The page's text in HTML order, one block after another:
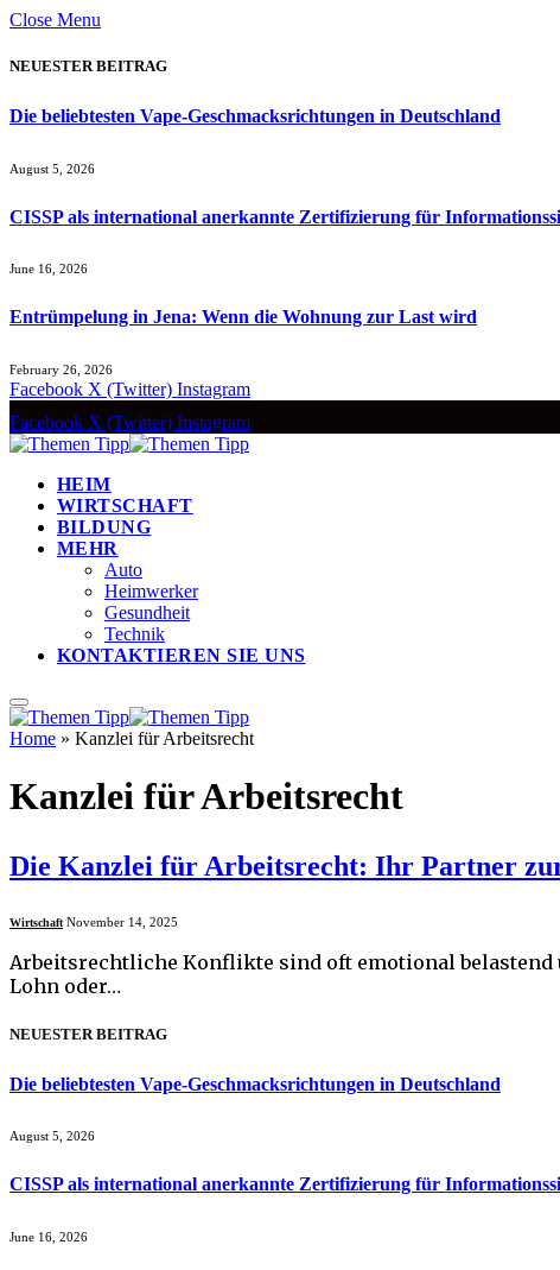
Close Menu
NEUESTER BEITRAG
Die beliebtesten Vape-Geschmacksrichtungen in Deutschland
August 5, 2026
CISSP als international anerkannte Zertifizierung für
June 16, 2026
Entrümpelung in Jena: Wenn die Wohnung zur Last wird
February 26, 2026
Facebook X (Twitter) Instagram
Facebook X (Twitter) Instagram
HEIM
WIRTSCHAFT
BILDUNG
MEHR
Auto
Heimwerker
Gesundheit
Technik
KONTAKTIEREN SIE UNS
Home » Kanzlei für Arbeitsrecht
Kanzlei für Arbeitsrecht
Die Kanzlei für Arbeitsrecht: Ihr Partner
Wirtschaft November 14, 2025
Arbeitsrechtliche Konflikte sind oft emotional belastend
Lohn oder…
NEUESTER BEITRAG
Die beliebtesten Vape-Geschmacksrichtungen in Deutschland
August 5, 2026
CISSP als international anerkannte Zertifizierung für
June 16, 2026